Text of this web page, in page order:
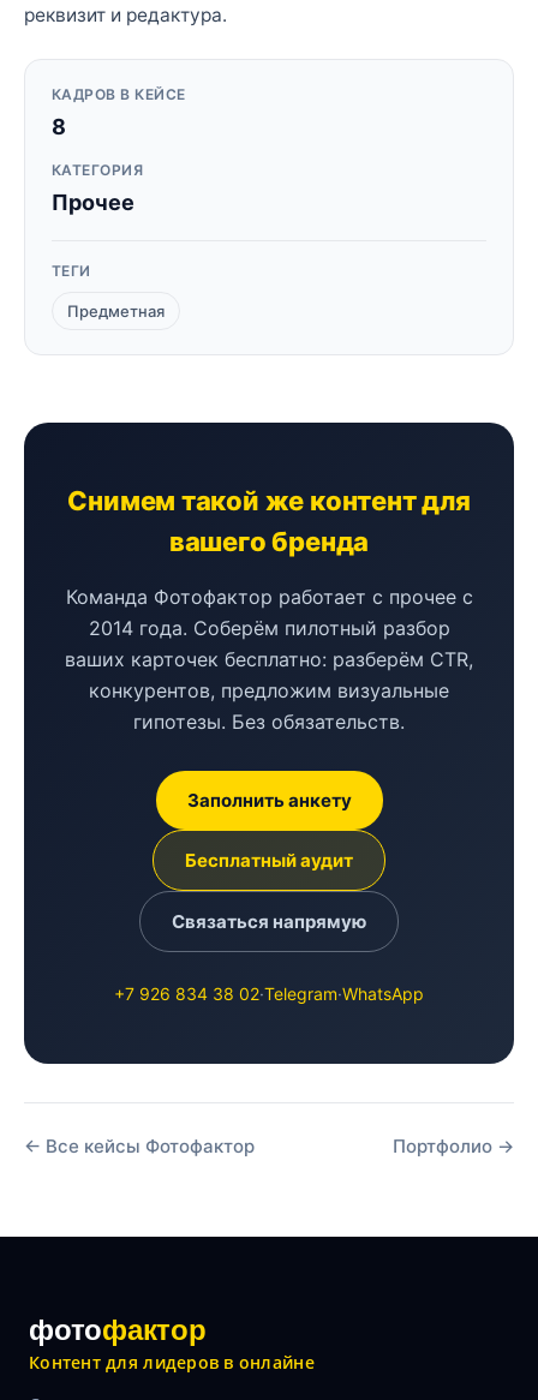
реквизит и редактура.
КАДРОВ В КЕЙСЕ
8
КАТЕГОРИЯ
Прочее
ТЕГИ
Предметная
Снимем такой же контент для
вашего бренда
Команда Фотофактор работает с прочее с
2014 года. Соберём пилотный разбор
ваших карточек бесплатно: разберём CTR,
конкурентов, предложим визуальные
гипотезы. Без обязательств.
Заполнить анкету
Бесплатный аудит
Связаться напрямую
+7 926 834 38 02·Telegram·WhatsApp
← Все кейсы Фотофактор Портфолио →
фотофактор
Контент для лидеров в онлайне